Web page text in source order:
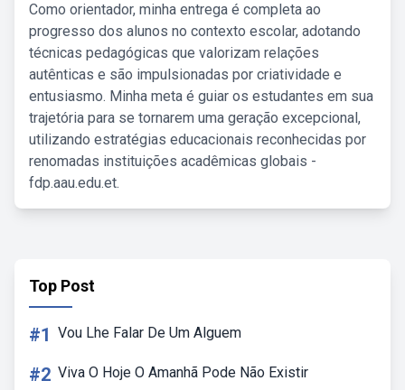
Como orientador, minha entrega é completa ao
progresso dos alunos no contexto escolar, adotando
técnicas pedagógicas que valorizam relações
autênticas e são impulsionadas por criatividade e
entusiasmo. Minha meta é guiar os estudantes em sua
trajetória para se tornarem uma geração excepcional,
utilizando estratégias educacionais reconhecidas por
renomadas instituições acadêmicas globais -
fdp.aau.edu.et.
Top Post
#1 Vou Lhe Falar De Um Alguem
#2 Viva O Hoje O Amanhã Pode Não Existir